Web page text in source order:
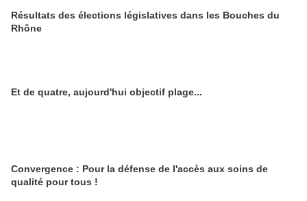
Résultats des élections législatives dans les Bouches du
Rhône
Et de quatre, aujourd'hui objectif plage...
Convergence : Pour la défense de l'accès aux soins de
qualité pour tous !